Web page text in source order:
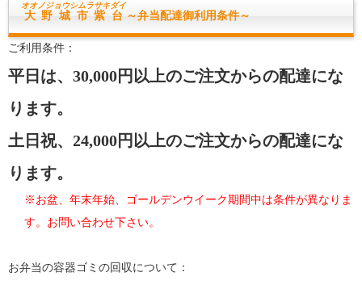
大野城市紫台
オオノジョウシムラサキダイ
～弁当配達御利用条件～
ご利用条件：
平日は、30,000円以上のご注文からの配達にな
ります。
土日祝、24,000円以上のご注文からの配達にな
ります。
※お盆、年末年始、ゴールデンウイーク期間中は条件が異なりま
す。お問い合わせ下さい。
お弁当の容器ゴミの回収について：